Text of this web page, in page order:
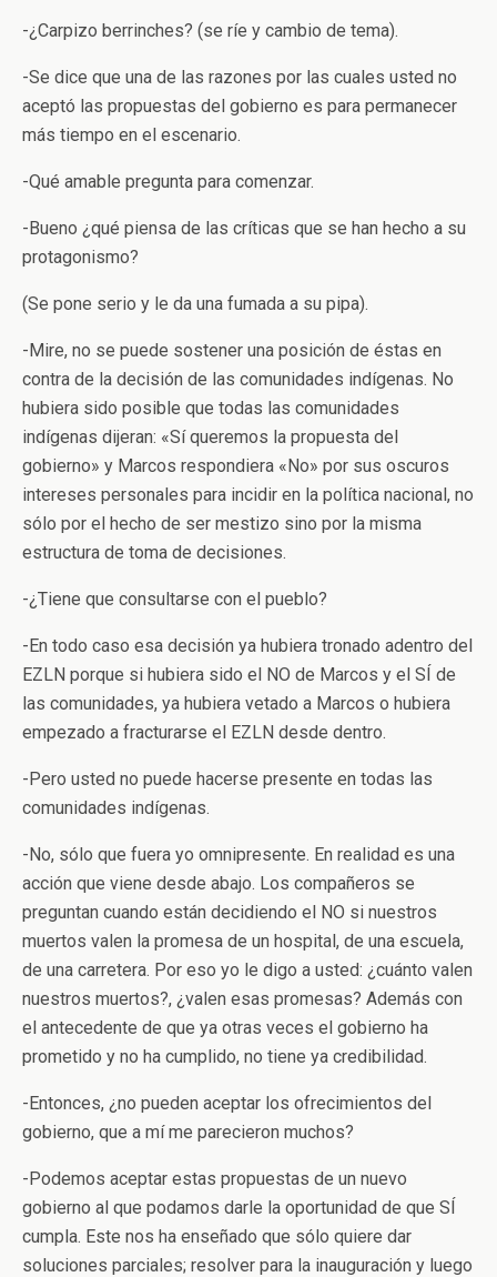
-¿Carpizo berrinches? (se ríe y cambio de tema).
-Se dice que una de las razones por las cuales usted no
aceptó las propuestas del gobierno es para permanecer
más tiempo en el escenario.
-Qué amable pregunta para comenzar.
-Bueno ¿qué piensa de las críticas que se han hecho a su
protagonismo?
(Se pone serio y le da una fumada a su pipa).
-Mire, no se puede sostener una posición de éstas en
contra de la decisión de las comunidades indígenas. No
hubiera sido posible que todas las comunidades
indígenas dijeran: «Sí queremos la propuesta del
gobierno» y Marcos respondiera «No» por sus oscuros
intereses personales para incidir en la política nacional, no
sólo por el hecho de ser mestizo sino por la misma
estructura de toma de decisiones.
-¿Tiene que consultarse con el pueblo?
-En todo caso esa decisión ya hubiera tronado adentro del
EZLN porque si hubiera sido el NO de Marcos y el SÍ de
las comunidades, ya hubiera vetado a Marcos o hubiera
empezado a fracturarse el EZLN desde dentro.
-Pero usted no puede hacerse presente en todas las
comunidades indígenas.
-No, sólo que fuera yo omnipresente. En realidad es una
acción que viene desde abajo. Los compañeros se
preguntan cuando están decidiendo el NO si nuestros
muertos valen la promesa de un hospital, de una escuela,
de una carretera. Por eso yo le digo a usted: ¿cuánto valen
nuestros muertos?, ¿valen esas promesas? Además con
el antecedente de que ya otras veces el gobierno ha
prometido y no ha cumplido, no tiene ya credibilidad.
-Entonces, ¿no pueden aceptar los ofrecimientos del
gobierno, que a mí me parecieron muchos?
-Podemos aceptar estas propuestas de un nuevo
gobierno al que podamos darle la oportunidad de que SÍ
cumpla. Este nos ha enseñado que sólo quiere dar
soluciones parciales; resolver para la inauguración y luego